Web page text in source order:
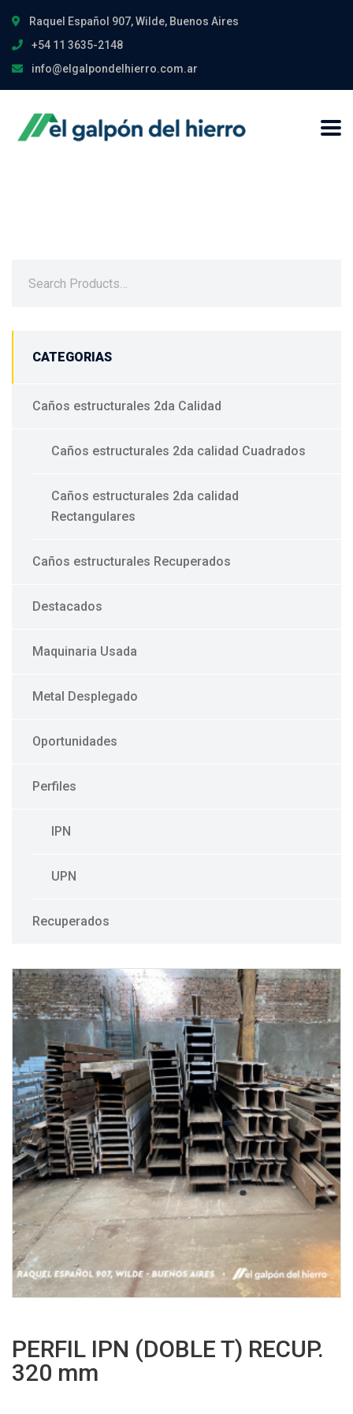
Raquel Español 907, Wilde, Buenos Aires
+54 11 3635-2148
info@elgalpondelhierro.com.ar
CATEGORIAS
Caños estructurales 2da Calidad
Caños estructurales 2da calidad Cuadrados
Caños estructurales 2da calidad
Rectangulares
Caños estructurales Recuperados
Destacados
Maquinaria Usada
Metal Desplegado
Oportunidades
Perfiles
IPN
UPN
Recuperados
PERFIL IPN (DOBLE T) RECUP.
320 mm